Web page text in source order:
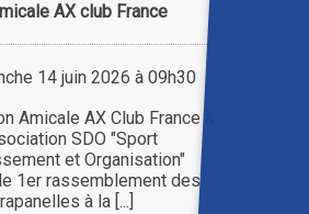
AX club France
14 juin 2026 à 09h30
Amicale AX Club France &
SDO "Sport
et Organisation"
1er rassemblement des
à la [...]